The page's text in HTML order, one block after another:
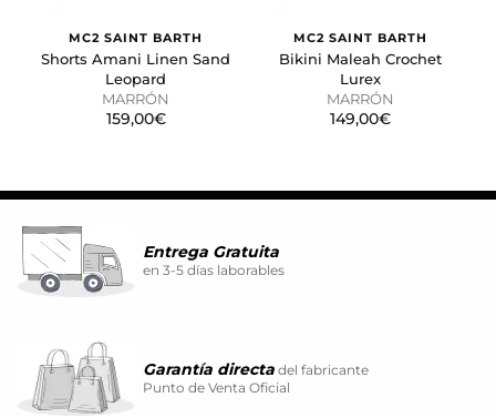
MC2 SAINT BARTH
Shorts Amani Linen Sand
Leopard
MARRÓN
159,00€
MC2 SAINT BARTH
Bikini Maleah Crochet
Lurex
MARRÓN
149,00€
Entrega Gratuita
en 3-5 días laborables
Garantía directa del fabricante
Punto de Venta Oficial